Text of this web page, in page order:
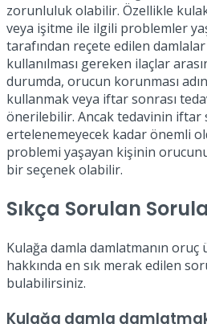
zorunluluk olabilir. Özellikle
veya işitme ile ilgili problemler
tarafından reçete edilen
kullanılması gereken ilaçlar
durumda, orucun korunması
kullanmak veya iftar sonrası
önerilebilir. Ancak tedavinin iftar
ertelenemeyecek kadar önemli
problemi yaşayan kişinin
bir seçenek olabilir.
Sıkça Sorulan
Kulağa damla damlatmanın
hakkında en sık merak edilen
bulabilirsiniz.
Kulağa damla